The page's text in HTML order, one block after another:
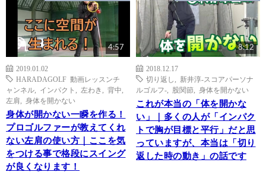
4:57
2019.01.02
HARADAGOLF 動画レッスンチ
ャンネル
インパクト 左わき 背中
左肩
身体を開かない
身体が開かない一瞬を作る！
プロゴルファーが教えてくれ
ない左肩の使い方｜ここを気
をつける事で格段にスイング
が良くなります！
8:12
2018.12.17
切り返し
新井淳-スコアパーソナ
ルゴルフ-
股関節 身体を開かない
これが本当の「体を開かな
い」｜多くの人が「インパク
トで胸が目標と平行」だと思
っていますが、本当は「切り
返した時の動き」の話です